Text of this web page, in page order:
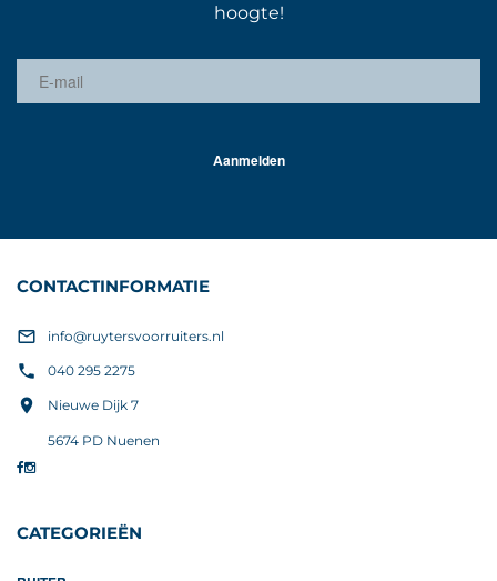
hoogte!
Aanmelden
CONTACTINFORMATIE
 info@ruytersvoorruiters.nl
 040 295 2275
 Nieuwe Dijk 7
5674 PD Nuenen
CATEGORIEËN